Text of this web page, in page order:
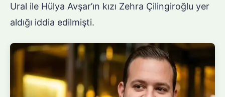
Ural ile Hülya Avşar’ın kızı Zehra Çilingiroğlu yer
aldığı iddia edilmişti.